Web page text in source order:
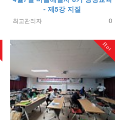
- 제5강 지질
최고관리자 0
Hot